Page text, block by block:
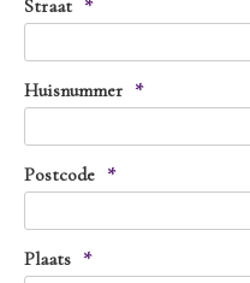
Straat *
Huisnummer *
Postcode *
Plaats *